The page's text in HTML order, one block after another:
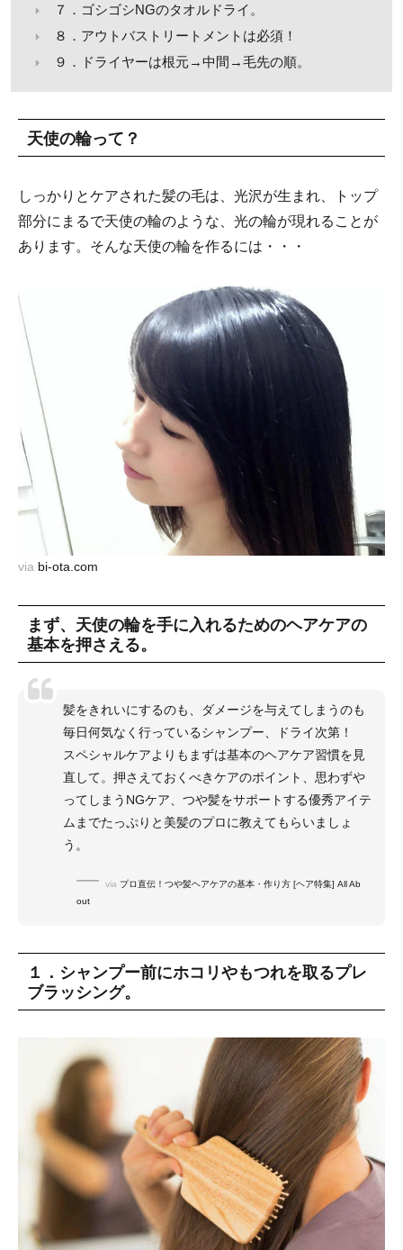
７．ゴシゴシNGのタオルドライ。
８．アウトバストリートメントは必須！
９．ドライヤーは根元→中間→毛先の順。
天使の輪って？
しっかりとケアされた髪の毛は、光沢が生まれ、トップ
部分にまるで天使の輪のような、光の輪が現れることが
あります。そんな天使の輪を作るには・・・
via bi-ota.com
まず、天使の輪を手に入れるためのヘアケアの
基本を押さえる。
髪をきれいにするのも、ダメージを与えてしまうのも
毎日何気なく行っているシャンプー、ドライ次第！
スペシャルケアよりもまずは基本のヘアケア習慣を見
直して。押さえておくべきケアのポイント、思わずや
ってしまうNGケア、つや髪をサポートする優秀アイテ
ムまでたっぷりと美髪のプロに教えてもらいましょ
う。
via プロ直伝！つや髪ヘアケアの基本・作り方 [ヘア特集] All Ab
out
１．シャンプー前にホコリやもつれを取るプレ
ブラッシング。